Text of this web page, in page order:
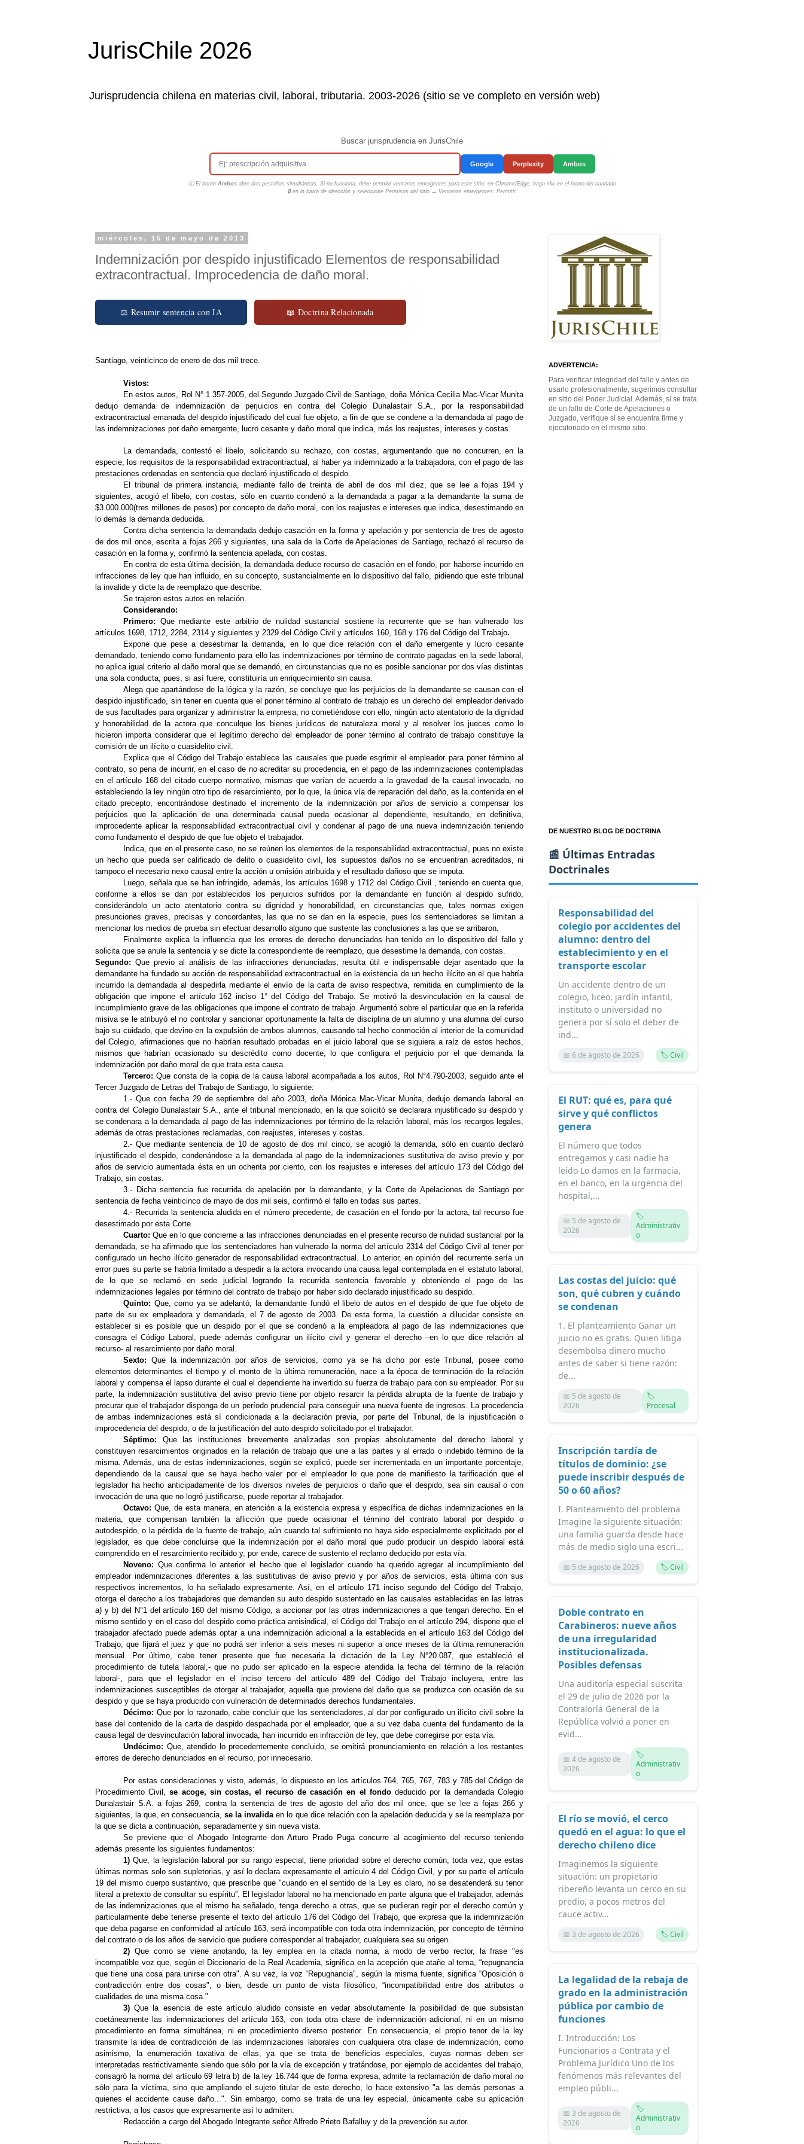
JurisChile 2026
Jurisprudencia chilena en materias civil, laboral, tributaria. 2003-2026 (sitio se ve completo en versión web)
Buscar jurisprudencia en JurisChile
Google Perplexity Ambos
ⓘ El botón Ambosabre dos pestañas simultáneas. Si no funciona, debe permitir ventanas emergentes para este sitio: en Chrome/Edge, haga clic en el ícono del candado
🔒 en la barra de dirección y seleccione Permisos del sitio → Ventanas emergentes: Permitir.
miércoles, 15 de mayo de 2013
Indemnización por despido injustificado Elementos de responsabilidad
extracontractual. Improcedencia de daño moral.
⚖ Resumir sentencia con IA 📖 Doctrina Relacionada
Santiago, veinticinco de enero de dos mil trece.
Vistos:
En estos autos, Rol N° 1.357-2005, del Segundo Juzgado Civil de Santiago, doña Mónica Cecilia Mac-Vicar Munita
dedujo demanda de indemnización de perjuicios en contra del Colegio Dunalastair S.A., por la responsabilidad
extracontractual emanada del despido injustificado del cual fue objeto, a fin de que se condene a la demandada al pago de
las indemnizaciones por daño emergente, lucro cesante y daño moral que indica, más los reajustes, intereses y costas.
La demandada, contestó el libelo, solicitando su rechazo, con costas, argumentando que no concurren, en la
especie, los requisitos de la responsabilidad extracontractual, al haber ya indemnizado a la trabajadora, con el pago de las
prestaciones ordenadas en sentencia que declaró injustificado el despido.
El tribunal de primera instancia, mediante fallo de treinta de abril de dos mil diez, que se lee a fojas 194 y
siguientes, acogió el libelo, con costas, sólo en cuanto condenó a la demandada a pagar a la demandante la suma de
$3.000.000(tres millones de pesos) por concepto de daño moral, con los reajustes e intereses que indica, desestimando en
lo demás la demanda deducida.
Contra dicha sentencia la demandada dedujo casación en la forma y apelación y por sentencia de tres de agosto
de dos mil once, escrita a fojas 266 y siguientes, una sala de la Corte de Apelaciones de Santiago, rechazó el recurso de
casación en la forma y, confirmó la sentencia apelada, con costas.
En contra de esta última decisión, la demandada deduce recurso de casación en el fondo, por haberse incurrido en
infracciones de ley que han influido, en su concepto, sustancialmente en lo dispositivo del fallo, pidiendo que este tribunal
la invalide y dicte la de reemplazo que describe.
Se trajeron estos autos en relación.
Considerando:
Primero: Que mediante este arbitrio de nulidad sustancial sostiene la recurrente que se han vulnerado los
artículos 1698, 1712, 2284, 2314 y siguientes y 2329 del Código Civil y artículos 160, 168 y 176 del Código del Trabajo.
Expone que pese a desestimar la demanda, en lo que dice relación con el daño emergente y lucro cesante
demandado, teniendo como fundamento para ello las indemnizaciones por término de contrato pagadas en la sede laboral,
no aplica igual criterio al daño moral que se demandó, en circunstancias que no es posible sancionar por dos vías distintas
una sola conducta, pues, si así fuere, constituiría un enriquecimiento sin causa.
Alega que apartándose de la lógica y la razón, se concluye que los perjuicios de la demandante se causan con el
despido injustificado, sin tener en cuenta que el poner término al contrato de trabajo es un derecho del empleador derivado
de sus facultades para organizar y administrar la empresa, no cometiéndose con ello, ningún acto atentatorio de la dignidad
y honorabilidad de la actora que conculque los bienes jurídicos de naturaleza moral y al resolver los jueces como lo
hicieron importa considerar que el legítimo derecho del empleador de poner término al contrato de trabajo constituye la
comisión de un ilícito o cuasidelito civil.
Explica que el Código del Trabajo establece las causales que puede esgrimir el empleador para poner término al
contrato, so pena de incurrir, en el caso de no acreditar su procedencia, en el pago de las indemnizaciones contempladas
en el artículo 168 del citado cuerpo normativo, mismas que varían de acuerdo a la gravedad de la causal invocada, no
estableciendo la ley ningún otro tipo de resarcimiento, por lo que, la única vía de reparación del daño, es la contenida en el
citado precepto, encontrándose destinado el incremento de la indemnización por años de servicio a compensar los
perjuicios que la aplicación de una determinada causal pueda ocasionar al dependiente, resultando, en definitiva,
improcedente aplicar la responsabilidad extracontractual civil y condenar al pago de una nueva indemnización teniendo
como fundamento el despido de que fue objeto el trabajador.
Indica, que en el presente caso, no se reúnen los elementos de la responsabilidad extracontractual, pues no existe
un hecho que pueda ser calificado de delito o cuasidelito civil, los supuestos daños no se encuentran acreditados, ni
tampoco el necesario nexo causal entre la acción u omisión atribuida y el resultado dañoso que se imputa.
Luego, señala que se han infringido, además, los artículos 1698 y 1712 del Código Civil , teniendo en cuenta que,
conforme a ellos se dan por establecidos los perjuicios sufridos por la demandante en función al despido sufrido,
considerándolo un acto atentatorio contra su dignidad y honorabilidad, en circunstancias que, tales normas exigen
presunciones graves, precisas y concordantes, las que no se dan en la especie, pues los sentenciadores se limitan a
mencionar los medios de prueba sin efectuar desarrollo alguno que sustente las conclusiones a las que se arribaron.
Finalmente explica la influencia que los errores de derecho denunciados han tenido en lo dispositivo del fallo y
solicita que se anule la sentencia y se dicte la correspondiente de reemplazo, que desestime la demanda, con costas.
Segundo: Que previo al análisis de las infracciones denunciadas, resulta útil e indispensable dejar asentado que la
demandante ha fundado su acción de responsabilidad extracontractual en la existencia de un hecho ilícito en el que habría
incurrido la demandada al despedirla mediante el envío de la carta de aviso respectiva, remitida en cumplimiento de la
obligación que impone el artículo 162 inciso 1° del Código del Trabajo. Se motivó la desvinculación en la causal de
incumplimiento grave de las obligaciones que impone el contrato de trabajo. Argumentó sobre el particular que en la referida
misiva se le atribuyó elno controlar y sancionar oportunamente la falta de disciplina de un alumno y una alumna del curso
bajo su cuidado, que devino en la expulsión de ambos alumnos, causando tal hecho conmoción al interior de la comunidad
del Colegio , afirmaciones que no habrían resultado probadas en el juicio laboral que se siguiera a raíz de estos hechos,
mismos que habrían ocasionado su descrédito como docente, lo que configura el perjuicio por el que demanda la
indemnización por daño moral de que trata esta causa.
Tercero: Que consta de la copia de la causa laboral acompañada a los autos, Rol N°4.790-2003, seguido ante el
Tercer Juzgado de Letras del Trabajo de Santiago, lo siguiente:
1.- Que con fecha 29 de septiembre del año 2003, doña Mónica Mac-Vicar Munita, dedujo demanda laboral en
contra del Colegio Dunalastair S.A., ante el tribunal mencionado, en la que solicitó se declarara injustificado su despido y
se condenara a la demandada al pago de las indemnizaciones por término de la relación laboral, más los recargos legales,
además de otras prestaciones reclamadas, con reajustes, intereses y costas.
2.- Que mediante sentencia de 10 de agosto de dos mil cinco, se acogió la demanda, sólo en cuanto declaró
injustificado el despido, condenándose a la demandada al pago de la indemnizaciones sustitutiva de aviso previo y por
años de servicio aumentada ésta en un ochenta por ciento, con los reajustes e intereses del artículo 173 del Código del
Trabajo, sin costas.
3.- Dicha sentencia fue recurrida de apelación por la demandante, y la Corte de Apelaciones de Santiago por
sentencia de fecha veinticinco de mayo de dos mil seis, confirmó el fallo en todas sus partes.
4.- Recurrida la sentencia aludida en el número precedente, de casación en el fondo por la actora, tal recurso fue
desestimado por esta Corte.
Cuarto: Que en lo que concierne a las infracciones denunciadas en el presente recurso de nulidad sustancial por la
demandada, se ha afirmado que los sentenciadores han vulnerado la norma del artículo 2314 del Código Civil al tener por
configurado un hecho ilícito generador de responsabilidad extracontractual. Lo anterior, en opinión del recurrente sería un
error pues su parte se habría limitado a despedir a la actora invocando una causa legal contemplada en el estatuto laboral,
de lo que se reclamó en sede judicial logrando la recurrida sentencia favorable y obteniendo el pago de las
indemnizaciones legales por término del contrato de trabajo por haber sido declarado injustificado su despido.
Quinto: Que, como ya se adelantó, la demandante fundó el libelo de autos en el despido de que fue objeto de
parte de su ex empleadora y demandada, el 7 de agosto de 2003. De esta forma, la cuestión a dilucidar consiste en
establecer si es posible que un despido por el que se condenó a la empleadora al pago de las indemnizaciones que
consagra el Código Laboral, puede además configurar un ilícito civil y generar el derecho –en lo que dice relación al
recurso- al resarcimiento por daño moral.
Sexto: Que la indemnización por años de servicios, como ya se ha dicho por este Tribunal, posee como
elementos determinantes el tiempo y el monto de la última remuneración, nace a la época de terminación de la relación
laboral y compensa el lapso durante el cual el dependiente ha invertido su fuerza de trabajo para con su empleador. Por su
parte, la indemnización sustitutiva del aviso previo tiene por objeto resarcir la pérdida abrupta de la fuente de trabajo y
procurar que el trabajador disponga de un período prudencial para conseguir una nueva fuente de ingresos. La procedencia
de ambas indemnizaciones está sí condicionada a la declaración previa, por parte del Tribunal, de la injustificación o
improcedencia del despido, o de la justificación del auto despido solicitado por el trabajador.
Séptimo: Que las instituciones brevemente analizadas son propias absolutamente del derecho laboral y
constituyen resarcimientos originados en la relación de trabajo que une a las partes y al errado o indebido término de la
misma. Además, una de estas indemnizaciones, según se explicó, puede ser incrementada en un importante porcentaje,
dependiendo de la causal que se haya hecho valer por el empleador lo que pone de manifiesto la tarificación que el
legislador ha hecho anticipadamente de los diversos niveles de perjuicios o daño que el despido, sea sin causal o con
invocación de una que no logró justificarse, puede reportar al trabajador.
Octavo: Que, de esta manera, en atención a la existencia expresa y específica de dichas indemnizaciones en la
materia, que compensan también la aflicción que puede ocasionar el término del contrato laboral por despido o
autodespido, o la pérdida de la fuente de trabajo, aún cuando tal sufrimiento no haya sido especialmente explicitado por el
legislador, es que debe concluirse que la indemnización por el daño moral que pudo producir un despido laboral está
comprendido en el resarcimiento recibido y, por ende, carece de sustento el reclamo deducido por esta vía.
Noveno: Que confirma lo anterior el hecho que el legislador cuando ha querido agregar al incumplimiento del
empleador indemnizaciones diferentes a las sustitutivas de aviso previo y por años de servicios, esta última con sus
respectivos incrementos, lo ha señalado expresamente. Así, en el artículo 171 inciso segundo del Código del Trabajo,
otorga el derecho a los trabajadores que demanden su auto despido sustentado en las causales establecidas en las letras
a) y b) del N°1 del artículo 160 del mismo Código, a accionar por las otras indemnizaciones a que tengan derecho. En el
mismo sentido y en el caso del despidocomo práctica antisindical, el Código del Trabajo en el artículo 294, dispone que el
trabajador afectado puede además optar a una indemnización adicional a la establecida en el artículo 163 del Código del
Trabajo, que fijará el juez y que no podrá ser inferior a seis meses ni superior a once meses de la última remuneración
mensual. Por último, cabe tener presente que fue necesaria la dictación de la Ley N°20.087, que estableció el
procedimiento de tutela laboral,- que no pudo ser aplicado en la especie atendida la fecha del término de la relación
laboral-, para que el legislador en el inciso tercero del artículo 489 del Código del Trabajo incluyera, entre las
indemnizaciones susceptibles de otorgar al trabajador, aquella que proviene del daño que se produzca con ocasión de su
despido y que se haya producido con vulneración de determinados derechos fundamentales.
Décimo: Que por lo razonado, cabe concluir que los sentenciadores, al dar por configurado un ilícito civil sobre la
base del contenido de la carta de despido despachada por el empleador, que a su vez daba cuenta del fundamento de la
causa legal de desvinculación laboral invocada, han incurrido en infracción de ley, que debe corregirse por esta vía.
Undécimo: Que, atendido lo precedentemente concluido, se omitirá pronunciamiento en relación a los restantes
errores de derecho denunciados en el recurso, por innecesario.
Por estas consideraciones y visto, además, lo dispuesto en los artículos 764, 765, 767, 783 y 785 del Código de
Procedimiento Civil,se acoge, sin costas, el recurso de casación en el fondodeducido por la demandada Colegio
Dunalastair S.A. a fojas 269, contra la sentencia de tres de agosto del año dos mil once, que se lee a fojas 266 y
siguientes, la que, en consecuencia,se la invalida en lo que dice relación con la apelación deducida y se la reemplaza por
la que se dicta a continuación, separadamente y sin nueva vista.
Se previene que el Abogado Integrante don Arturo Prado Puga concurre al acogimiento del recurso teniendo
además presente los siguientes fundamentos:
1)Que, la legislación laboral por su rango especial, tiene prioridad sobre el derecho común, toda vez, que estas
últimas normas solo son supletorias, y así lo declara expresamente el artículo 4 del Código Civil, y por su parte el artículo
19 del mismo cuerpo sustantivo, que prescribe que "cuando en el sentido de la Ley es claro, no se desatenderá su tenor
literal a pretexto de consultar su espíritu”. El legislador laboral no ha mencionado en parte alguna que el trabajador, además
de las indemnizaciones que el mismo ha señalado, tenga derecho a otras, que se pudieran regir por el derecho común y
particularmente debe tenerse presente el texto del artículo 176 del Código del Trabajo, que expresa que la indemnización
que deba pagarse en conformidad al artículo 163, será incompatible con toda otra indemnización, por concepto de término
del contrato o de los años de servicio que pudiere corresponder al trabajador, cualquiera sea su origen.
2) Que como se viene anotando, la ley emplea en la citada norma, a modo de verbo rector, la frase "es
incompatible voz que, según el Diccionario de la Real Academia, significa en la acepción que atañe al tema, “repugnancia
que tiene una cosa para unirse con otra". A su vez, la voz “Repugnancia", según la misma fuente, significa “Oposición o
contradicción entre dos cosas", o bien, desde un punto de vista filosófico, “incompatibilidad entre dos atributos o
cualidades de una misma cosa."
3)Que la esencia de este artículo aludido consiste en vedar absolutamente la posibilidad de que subsistan
coetáneamente las indemnizaciones del artículo 163, con toda otra clase de indemnización adicional, ni en un mismo
procedimiento en forma simultánea, ni en procedimiento diverso posterior. En consecuencia, el propio tenor de la ley
transmite la idea de contradicción de las indemnizaciones laborales con cualquiera otra clase de indemnización, como
asimismo, la enumeración taxativa de ellas, ya que se trata de beneficios especiales, cuyas normas deben ser
interpretadas restrictivamente siendo que sólo por la vía de excepción y tratándose, por ejemplo de accidentes del trabajo,
consagró la norma del artículo 69 letra b) de la ley 16.744 que de forma expresa, admite la reclamación de daño moral no
sólo para la víctima, sino que ampliando el sujeto titular de este derecho, lo hace extensivo "a las demás personas a
quienes el accidente cause daño...". Sin embargo, como se trata de una ley especial, únicamente cabe su aplicación
restrictiva, a los casos que expresamente así lo admiten.
Redacción a cargo del Abogado Integrante señor Alfredo Prieto Bafalluy y de la prevención su autor.
ADVERTENCIA:
Para verificar integridad del fallo y antes de
usarlo profesionalmente, sugerimos consultar
en sitio del Poder Judicial. Además, si se trata
de un fallo de Corte de Apelaciones o
Juzgado, verifique si se encuentra firme y
ejecutoriado en el mismo sitio.
DE NUESTRO BLOG DE DOCTRINA
📰 Últimas Entradas
Doctrinales
Responsabilidad del
colegio por accidentes del
alumno: dentro del
establecimiento y en el
transporte escolar
Un accidente dentro de un
colegio, liceo, jardín infantil,
instituto o universidad no
genera por sí solo el deber de
ind...
📅 6 de agosto de 2026 🏷️ Civil
El RUT: qué es, para qué
sirve y qué conflictos
genera
El número que todos
entregamos y casi nadie ha
leído Lo damos en la farmacia,
en el banco, en la urgencia del
hospital,...
📅 5 de agosto de
2026
🏷️
Administrativ
o
Las costas del juicio: qué
son, qué cubren y cuándo
se condenan
1. El planteamiento Ganar un
juicio no es gratis. Quien litiga
desembolsa dinero mucho
antes de saber si tiene razón:
de...
📅 5 de agosto de
2026
🏷️
Procesal
Inscripción tardía de
títulos de dominio: ¿se
puede inscribir después de
50 o 60 años?
I. Planteamiento del problema
Imagine la siguiente situación:
una familia guarda desde hace
más de medio siglo una escri...
📅 5 de agosto de 2026 🏷️ Civil
Doble contrato en
Carabineros: nueve años
de una irregularidad
institucionalizada.
Posibles defensas
Una auditoría especial suscrita
el 29 de julio de 2026 por la
Contraloría General de la
República volvió a poner en
evid...
📅 4 de agosto de
2026
🏷️
Administrativ
o
El río se movió, el cerco
quedó en el agua: lo que el
derecho chileno dice
Imaginemos la siguiente
situación: un propietario
ribereño levanta un cerco en su
predio, a pocos metros del
cauce activ...
📅 3 de agosto de 2026 🏷️ Civil
La legalidad de la rebaja de
grado en la administración
pública por cambio de
funciones
I. Introducción: Los
Funcionarios a Contrata y el
Problema Jurídico Uno de los
fenómenos más relevantes del
empleo públi...
📅 3 de agosto de
2026
🏷️
Administrativ
o